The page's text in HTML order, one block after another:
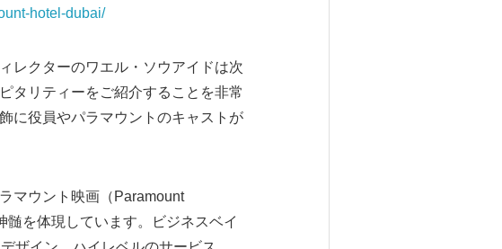
hotel-dubai/
レクターのワエル・ソウアイドは次
タリティーをご紹介することを非常
に役員やパラマウントのキャストが
マウント映画（Paramount
を体現しています。ビジネスベイ